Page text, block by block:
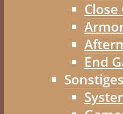
End
Sonstiges